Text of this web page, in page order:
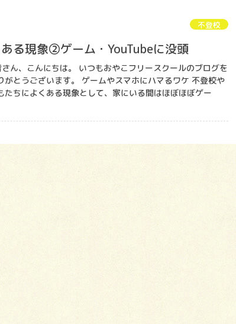
不登校
る現象②ゲーム・YouTubeに没頭
ん、こんにちは。 いつもおやこフリースクールのブログを
がとうございます。 ゲームやスマホにハマるワケ 不登校や
たちによくある現象として、家にいる間はほぼほぼゲー